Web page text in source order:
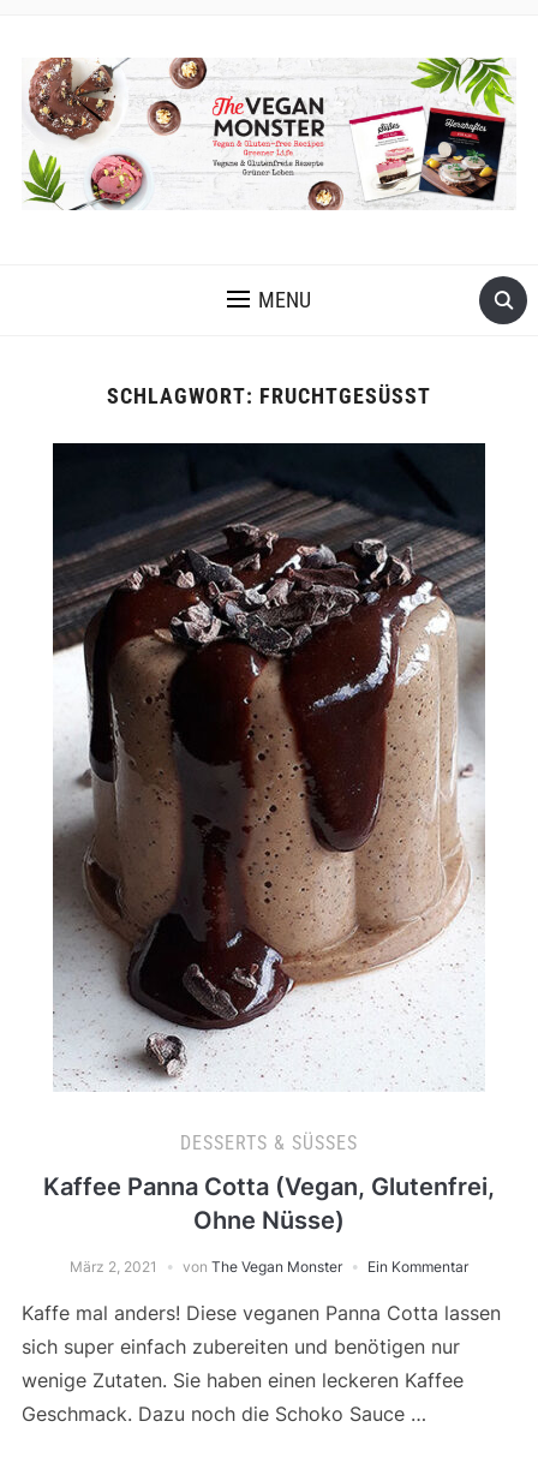
MENU
SCHLAGWORT: FRUCHTGESÜSST
DESSERTS & SÜSSES
Kaffee Panna Cotta (Vegan, Glutenfrei,
Ohne Nüsse)
März 2, 2021 von The Vegan Monster Ein Kommentar
Kaffe mal anders! Diese veganen Panna Cotta lassen
sich super einfach zubereiten und benötigen nur
wenige Zutaten. Sie haben einen leckeren Kaffee
Geschmack. Dazu noch die Schoko Sauce …